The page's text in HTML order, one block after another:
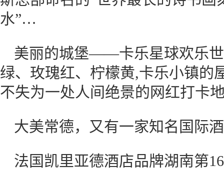
水”…
美丽的城堡——卡乐星球欢乐
绿、玫瑰红、柠檬黄,卡乐小镇的
不失为一处人间绝景的网红打卡
大美常德，又有一家知名国际
法国凯里亚德酒店品牌湖南第